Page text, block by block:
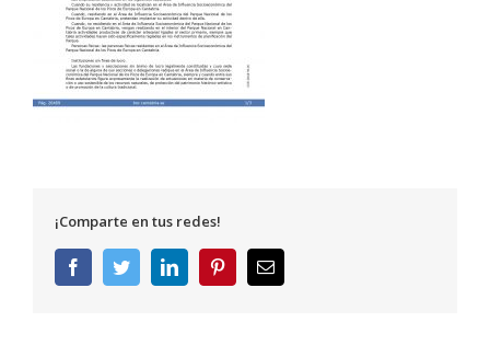
¡Comparte en tus redes!
FacebookTwitterLinkedInPinterestCorreo
electrónico